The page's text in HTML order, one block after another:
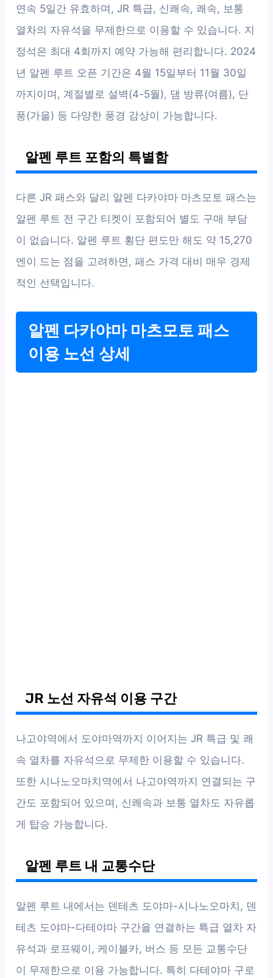
연속 5일간 유효하며, JR 특급, 신쾌속, 쾌속, 보통
열차의 자유석을 무제한으로 이용할 수 있습니다. 지
정석은 최대 4회까지 예약 가능해 편리합니다. 2024
년 알펜 루트 오픈 기간은 4월 15일부터 11월 30일
까지이며, 계절별로 설벽(4-5월), 댐 방류(여름), 단
풍(가을) 등 다양한 풍경 감상이 가능합니다.
알펜 루트 포함의 특별함
다른 JR 패스와 달리 알펜 다카야마 마츠모토 패스는
알펜 루트 전 구간 티켓이 포함되어 별도 구매 부담
이 없습니다. 알펜 루트 횡단 편도만 해도 약 15,270
엔이 드는 점을 고려하면, 패스 가격 대비 매우 경제
적인 선택입니다.
알펜 다카야마 마츠모토 패스
이용 노선 상세
JR 노선 자유석 이용 구간
나고야역에서 도야마역까지 이어지는 JR 특급 및 쾌
속 열차를 자유석으로 무제한 이용할 수 있습니다.
또한 시나노오마치역에서 나고야역까지 연결되는 구
간도 포함되어 있으며, 신쾌속과 보통 열차도 자유롭
게 탑승 가능합니다.
알펜 루트 내 교통수단
알펜 루트 내에서는 덴테츠 도야마-시나노오마치, 덴
테츠 도야마-다테야마 구간을 연결하는 특급 열차 자
유석과 로프웨이, 케이블카, 버스 등 모든 교통수단
이 무제한으로 이용 가능합니다. 특히 다테야마 구로